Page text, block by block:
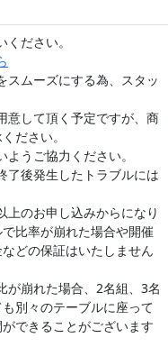
ださい。
スムーズにする為、スタッ
意して頂く予定ですが、商
ださい。
うご協力ください。
了後発生したトラブルには
上のお申し込みからになり
比率が崩れた場合や開催
どの保証はいたしません
が崩れた場合、2名組、3名
別々のテーブルに座って
できることがございます